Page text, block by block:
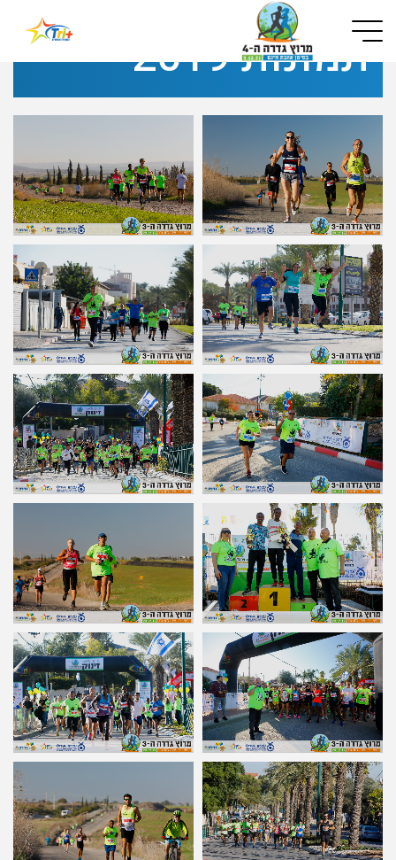
Button used only for devices with a small screen
תמונות 2019